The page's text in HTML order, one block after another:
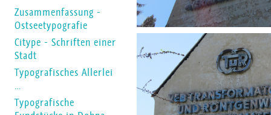
Zusammenfassung -
Ostseetypografie
Citype - Schriften einer
Stadt
Typografisches Allerlei
…
Typografische